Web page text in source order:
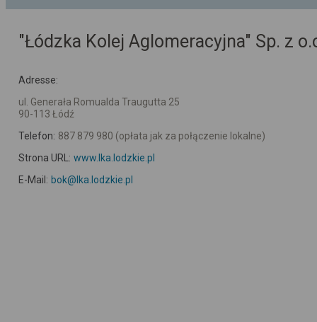
"Łódzka Kolej Aglomeracyjna" Sp. z
Adresse:
ul. Generała Romualda Traugutta 25
90-113 Łódź
Telefon: 887 879 980 (opłata jak za połączenie lokalne)
Strona URL: www.lka.lodzkie.pl
E-Mail: bok@lka.lodzkie.pl